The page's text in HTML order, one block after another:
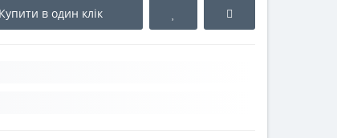
Купити в один клік